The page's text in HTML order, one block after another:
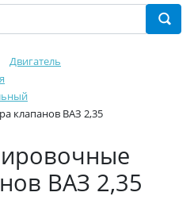
Двигатель
клапанов ВАЗ 2,35
ВАЗ 2,35